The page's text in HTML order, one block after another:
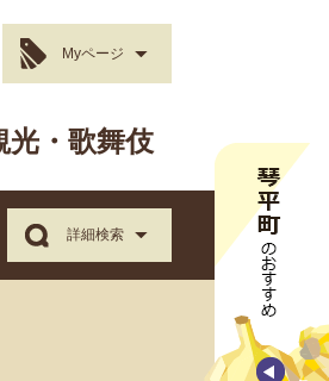
Myページ
光・歌舞伎
詳細検索